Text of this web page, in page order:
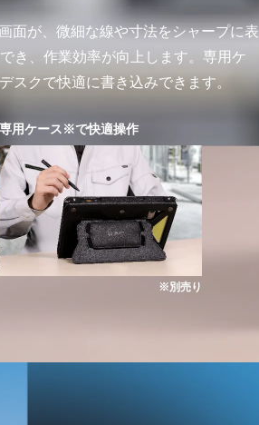
面が、微細な線や寸法をシャープに表
き、作業効率が向上します。専用ケ
スクで快適に書き込みできます。
専用ケース※で快適操作
※別売り